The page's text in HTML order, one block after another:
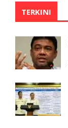
TERKINI